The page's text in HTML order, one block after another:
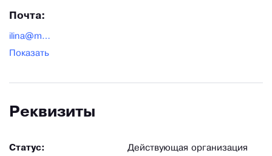
Почта:
ilina@medtechmarket.ru
Показать
Реквизиты
Статус: Действующая организация